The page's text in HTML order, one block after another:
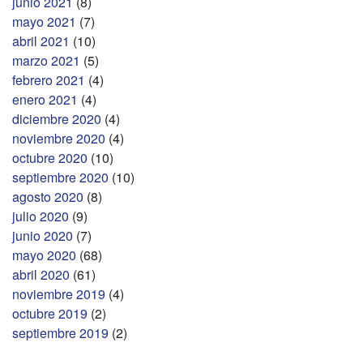
mayo 2021 (7)
abril 2021 (10)
marzo 2021 (5)
febrero 2021 (4)
enero 2021 (4)
diciembre 2020 (4)
noviembre 2020 (4)
octubre 2020 (10)
septiembre 2020 (10)
agosto 2020 (8)
julio 2020 (9)
junio 2020 (7)
mayo 2020 (68)
abril 2020 (61)
noviembre 2019 (4)
octubre 2019 (2)
septiembre 2019 (2)